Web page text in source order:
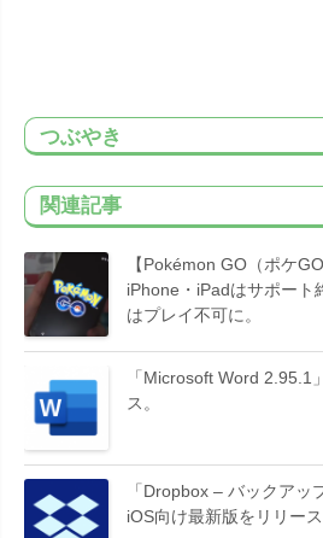
つぶやき
関連記事
【Pokémon GO（ポケ
iPhone・iPadはサポート
はプレイ不可に。
「Microsoft Word 2.95.1
ス。
「Dropbox – バックアッ
iOS向け最新版をリリース